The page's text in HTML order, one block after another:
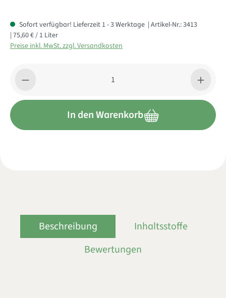
Sofort verfügbar! Lieferzeit 1 - 3 Werktage | Artikel-Nr.:3413
| 75,60 € / 1 Liter
Preise inkl. MwSt. zzgl. Versandkosten
Produkt Anzahl: Gib den gewünschten Wert ein oder
In den Warenkorb
Beschreibung
Inhaltsstoffe
Bewertungen